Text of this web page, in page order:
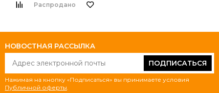
Распродано
НОВОСТНАЯ РАССЫЛКА
ПОДПИСАТЬСЯ
Нажимая на кнопку «Подписаться» вы принимаете условия
Публичной оферты